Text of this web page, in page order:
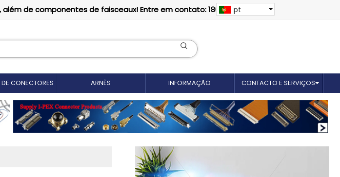
de componentes de faisceaux! Entre em contato: 18012695035
pt
CONECTORES ARNÊS INFORMAÇÃO CONTACTO E SERVIÇOS